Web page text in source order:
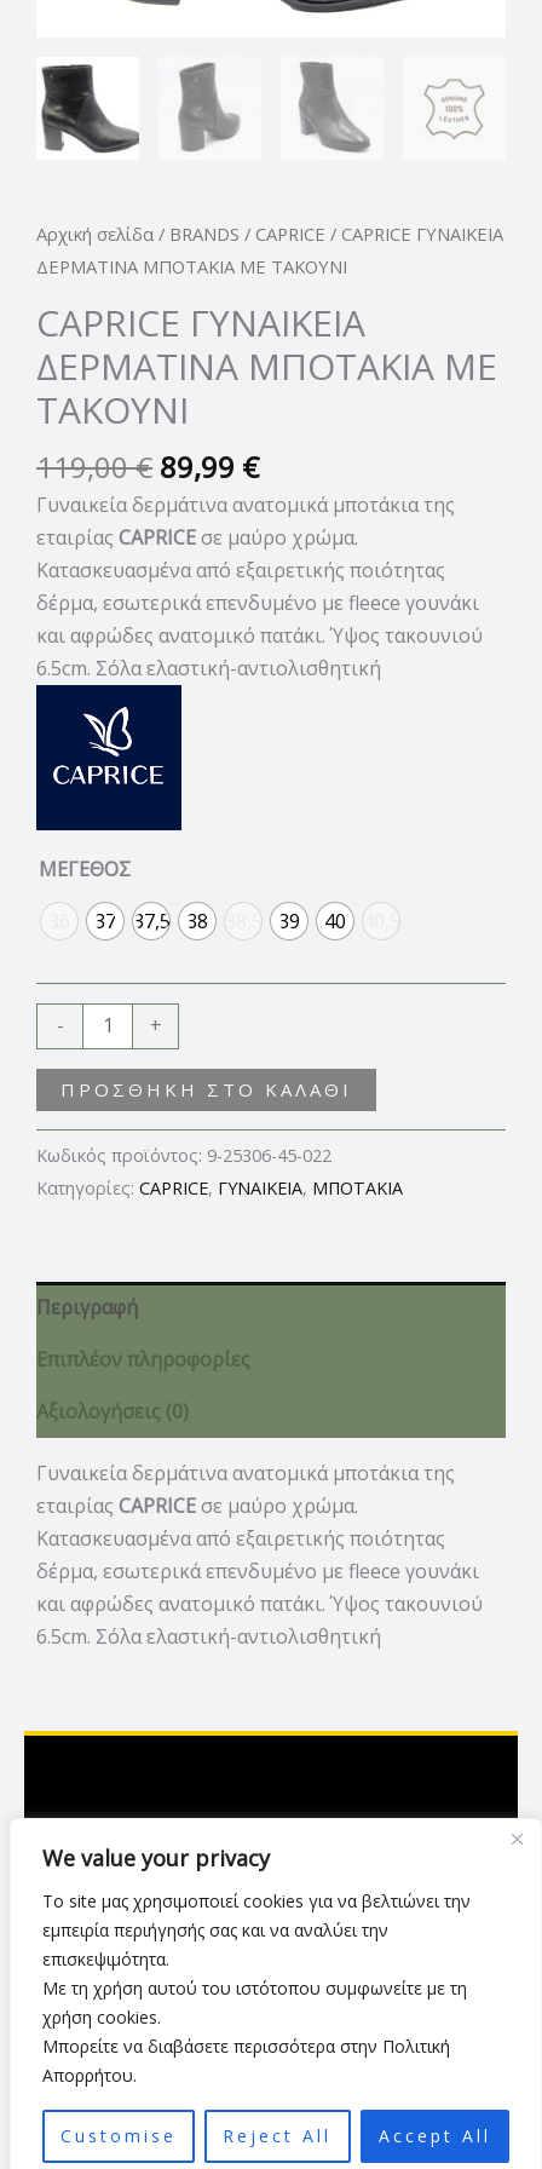
We value your privacy
Το site μας χρησιμοποιεί cookies για να βελτιώνει την
εμπειρία περιήγησής σας και να αναλύει την
επισκεψιμότητα.
Με τη χρήση αυτού του ιστότοπου συμφωνείτε με τη
χρήση cookies.
Μπορείτε να διαβάσετε περισσότερα στην Πολιτική
Απορρήτου.
Customise Reject All Accept All
Αρχική σελίδα / BRANDS / CAPRICE / CAPRICE ΓΥΝΑΙΚΕΙΑ
ΔΕΡΜΑΤΙΝΑ ΜΠΟΤΑΚΙΑ ΜΕ ΤΑΚΟΥΝΙ
CAPRICE ΓΥΝΑΙΚΕΙΑ
ΔΕΡΜΑΤΙΝΑ ΜΠΟΤΑΚΙΑ ΜΕ
ΤΑΚΟΥΝΙ
119,00€ 89,99 €
Γυναικεία δερμάτινα ανατομικά μποτάκια της
εταιρίας CAPRICEσε μαύρο χρώμα.
Κατασκευασμένα από εξαιρετικής ποιότητας
δέρμα, εσωτερικά επενδυμένο με fleece γουνάκι
και αφρώδες ανατομικό πατάκι. Ύψος τακουνιού
6.5cm. Σόλα ελαστική-αντιολισθητική
ΜΕΓΕΘΟΣ
37 37,5 38 38,5 39 40 40,5
- +
ΠΡΟΣΘΉΚΗ ΣΤΟ ΚΑΛΆΘΙ
Κωδικός προϊόντος: 9-25306-45-022
Κατηγορίες: CAPRICE, ΓΥΝΑΙΚΕΙΑ, ΜΠΟΤΑΚΙΑ
Περιγραφή
Επιπλέον πληροφορίες
Αξιολογήσεις (0)
Γυναικεία δερμάτινα ανατομικά μποτάκια της
εταιρίας CAPRICEσε μαύρο χρώμα.
Κατασκευασμένα από εξαιρετικής ποιότητας
δέρμα, εσωτερικά επενδυμένο με fleece γουνάκι
και αφρώδες ανατομικό πατάκι. Ύψος τακουνιού
6.5cm. Σόλα ελαστική-αντιολισθητική
luxurylarisa2024@gmail.com
Πολιτική Απορρήτου • Όροι Χρήσης •
Τρόποι & Μέθοδοι Αποστολής
Πολιτική Επιστροφών •
Τρόποι Πληρωμής